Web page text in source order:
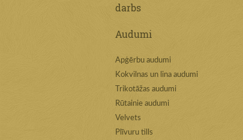
darbs
Audumi
Apģērbu audumi
Kokvilnas un lina audumi
Trikotāžas audumi
Rūtainie audumi
Velvets
Plīvuru tills